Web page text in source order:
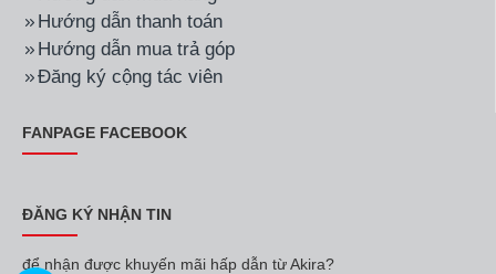
Hướng dẫn thanh toán
Hướng dẫn mua trả góp
Đăng ký cộng tác viên
FANPAGE FACEBOOK
ĐĂNG KÝ NHẬN TIN
để nhận được khuyến mãi hấp dẫn từ Akira?